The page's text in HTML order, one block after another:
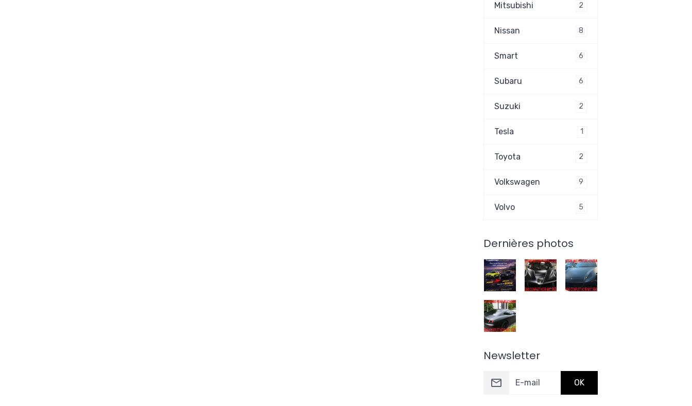
Mitsubishi 2
Nissan 8
Smart 6
Subaru 6
Suzuki 2
Tesla 1
Toyota 2
Volkswagen 9
Volvo 5
Dernières photos
Newsletter
OK